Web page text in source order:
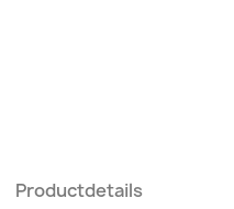
Productdetails